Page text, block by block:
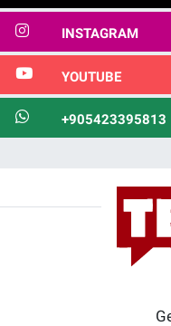
INSTAGRAM
YOUTUBE
+905423395813